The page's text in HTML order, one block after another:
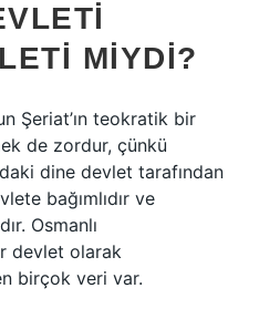
MIYDI?
Şeriat’ın teokratik bir
de zordur, çünkü
dine devlet tarafından
bağımlıdır ve
Osmanlı
devlet olarak
birçok veri var.